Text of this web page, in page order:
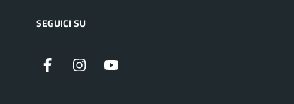
SEGUICI SU
Facebook Instagram